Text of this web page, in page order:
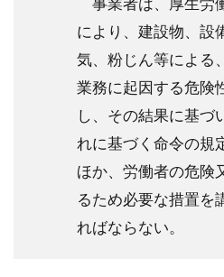
により、建設物、設
気、粉じん等による
業務に起因する危険
し、その結果に基づ
れに基づく命令の規
ほか、労働者の危険
るため必要な措置を
ればならない。